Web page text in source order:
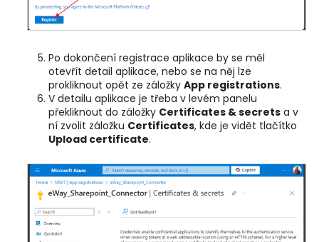
Po dokončení registrace aplikace by se měl
otevřít detail aplikace, nebo se na něj lze
prokliknout opět ze záložky App registrations.
V detailu aplikace je třeba v levém panelu
překliknout do záložky Certificates & secrets a v
ní zvolit záložku Certificates, kde je vidět tlačítko
Upload certificate.